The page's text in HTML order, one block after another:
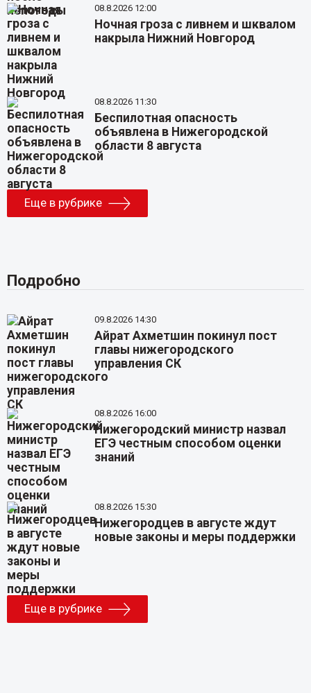
08.8.2026 12:00
Ночная гроза с ливнем и шквалом
накрыла Нижний Новгород
08.8.2026 11:30
Беспилотная опасность
объявлена в Нижегородской
области 8 августа
Еще в рубрике
Подробно
09.8.2026 14:30
Айрат Ахметшин покинул пост
главы нижегородского
управления СК
08.8.2026 16:00
Нижегородский министр назвал
ЕГЭ честным способом оценки
знаний
08.8.2026 15:30
Нижегородцев в августе ждут
новые законы и меры поддержки
Еще в рубрике